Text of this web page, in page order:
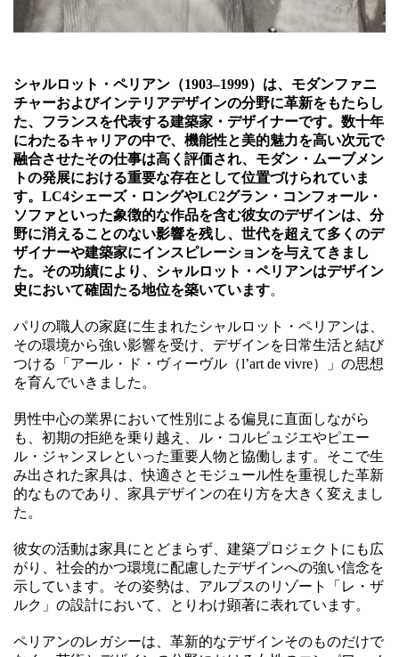
シャルロット・ペリアン（1903–1999）は、モダンファニ
チャーおよびインテリアデザインの分野に革新をもたらし
た、フランスを代表する建築家・デザイナーです。数十年
にわたるキャリアの中で、機能性と美的魅力を高い次元で
融合させたその仕事は高く評価され、モダン・ムーブメン
トの発展における重要な存在として位置づけられていま
す。 LC4シェーズ・ロングやLC2グラン・コンフォール・
ソファといった象徴的な作品を含む彼女のデザインは、分
野に消えることのない影響を残し、世代を超えて多くのデ
ザイナーや建築家にインスピレーションを与えてきまし
た。その功績により、シャルロット・ペリアンはデザイン
史において確固たる地位を築いています。
パリの職人の家庭に生まれたシャルロット・ペリアンは、
その環境から強い影響を受け、デザインを日常生活と結び
つける「アール・ド・ヴィーヴル（l’art de vivre）」の思想
を育んでいきました。
男性中心の業界において性別による偏見に直面しながら
も、初期の拒絶を乗り越え、ル・コルビュジエやピエー
ル・ジャンヌレといった重要人物と協働します。そこで生
み出された家具は、快適さとモジュール性を重視した革新
的なものであり、家具デザインの在り方を大きく変えまし
た。
彼女の活動は家具にとどまらず、建築プロジェクトにも広
がり、社会的かつ環境に配慮したデザインへの強い信念を
示しています。その姿勢は、アルプスのリゾート「レ・ザ
ルク」の設計において、とりわけ顕著に表れています。
ペリアンのレガシーは、革新的なデザインそのものだけで